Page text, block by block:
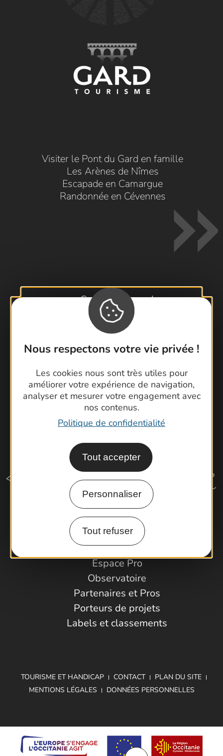
Nous respectons votre vie privée !
Les cookies nous sont très utiles pour
améliorer votre expérience de navigation,
analyser et mesurer votre engagement avec
nos contenus.
Politique de confidentialité
Tout accepter
Personnaliser
Tout refuser
Visiter le Pont du Gard en famille
Les Arènes de Nîmes
Escapade en Camargue
Randonnée en Cévennes
Contactez-nous !
Foire aux questions
Brochures
Cartoguides et Topoguides
Comment venir ?
Espace Pro
Observatoire
Partenaires et Pros
Porteurs de projets
Labels et classements
TOURISME ET HANDICAP CONTACT
PLAN DU SITE
MENTIONS LÉGALES
DONNÉES PERSONNELLES